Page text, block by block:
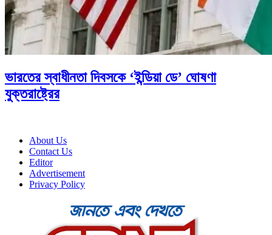
ভারতের স্বাধীনতা দিবসকে ‘ইন্ডিয়া ডে’ ঘোষণা
যুক্তরাষ্ট্রের
About Us
Contact Us
Editor
Advertisement
Privacy Policy